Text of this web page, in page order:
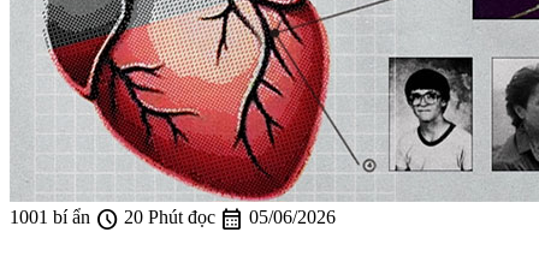
1001 bí ẩn schedule 20 Phút đọc calendar_month 05/06/2026